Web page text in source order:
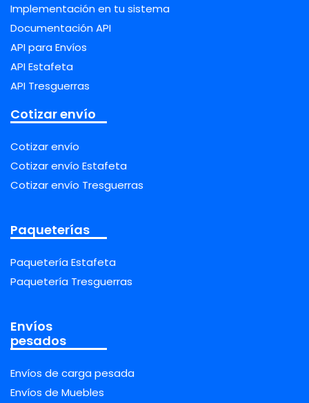
Implementación en tu sistema
Documentación API
API para Envíos
API Estafeta
API Tresguerras
Cotizar envío
Cotizar envío
Cotizar envío Estafeta
Cotizar envío Tresguerras
Paqueterías
Paquetería Estafeta
Paquetería Tresguerras
Envíos
pesados
Envíos de carga pesada
Envíos de Muebles